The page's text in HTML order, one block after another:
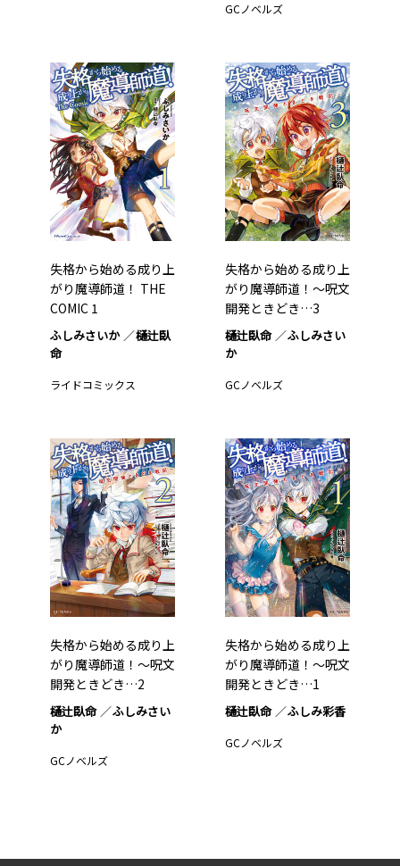
GCノベルズ
失格から始める成り上
がり魔導師道！ THE
COMIC 1
ふしみさいか
樋辻臥
命
ライドコミックス
失格から始める成り上
がり魔導師道！～呪文
開発ときどき…3
樋辻臥命
ふしみさい
か
GCノベルズ
失格から始める成り上
がり魔導師道！～呪文
開発ときどき…2
樋辻臥命
ふしみさい
か
GCノベルズ
失格から始める成り上
がり魔導師道！～呪文
開発ときどき…1
樋辻臥命 ふしみ彩香
GCノベルズ